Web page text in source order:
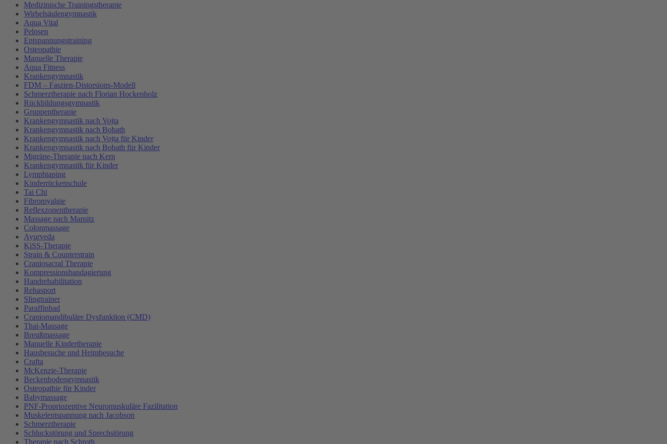
Medizinische Trainingstherapie
Wirbelsäulengymnastik
Aqua Vital
Pelosen
Entspannungstraining
Osteopathie
Manuelle Therapie
Aqua Fitness
Krankengymnastik
FDM – Faszien-Distorsions-Modell
Schmerztherapie nach Florian Hockenholz
Rückbildungsgymnastik
Gruppentherapie
Krankengymnastik nach Vojta
Krankengymnastik nach Bobath
Krankengymnastik nach Vojta für Kinder
Krankengymnastik nach Bobath für Kinder
Migräne-Therapie nach Kern
Krankengymnastik für Kinder
Lymphtaping
Kinderrückenschule
Tai Chi
Fibromyalgie
Reflexzonentherapie
Massage nach Marnitz
Colonmassage
Ayurveda
KiSS-Therapie
Strain & Counterstrain
Craniosacral Therapie
Kompressionsbandagierung
Handrehabilitation
Rehasport
Slingtrainer
Paraffinbad
Craniomandibuläre Dysfunktion (CMD)
Thai-Massage
Breußmassage
Manuelle Kindertherapie
Hausbesuche und Heimbesuche
Crafta
McKenzie-Therapie
Beckenbodengymnastik
Osteopathie für Kinder
Babymassage
PNF-Propriozeptive Neuromuskuläre Fazilitation
Muskelentspannung nach Jacobson
Schmerztherapie
Schluckstörung und Sprechstörung
Therapie nach Schroth